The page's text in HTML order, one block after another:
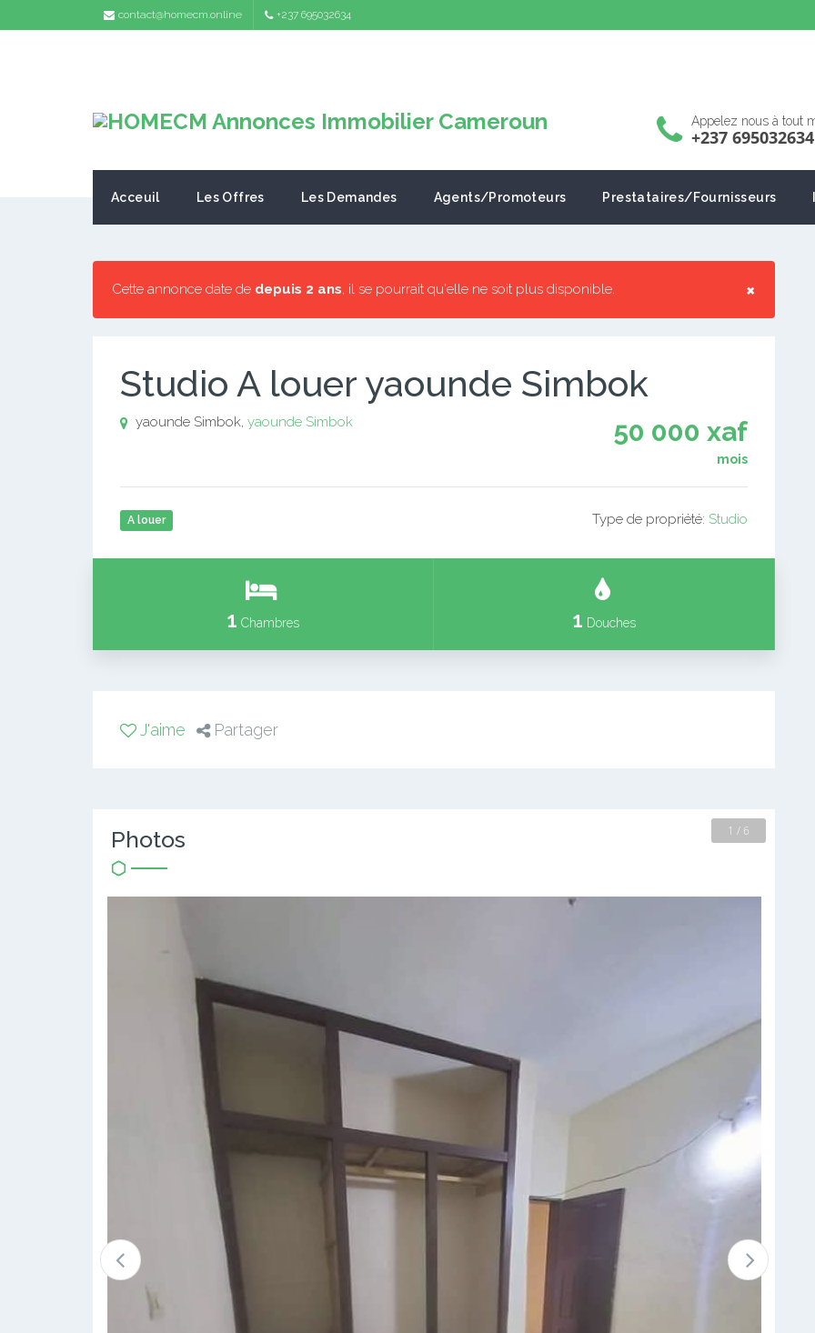
contact@homecm.online +237 695032634
Appelez nous à tout
+237 695032634
Acceuil Les Offres Les Demandes Agents/Promoteurs Prestataires/Fournisseurs
×
Cette annonce date de depuis 2 ans, il se pourrait qu'elle ne soit plus disponible.
Studio A louer yaounde Simbok
50 000 xaf
mois
yaounde Simbok, yaounde Simbok
A louer Type de propriété: Studio
1 Chambres 1 Douches
J'aime Partager
Photos 2 / 6